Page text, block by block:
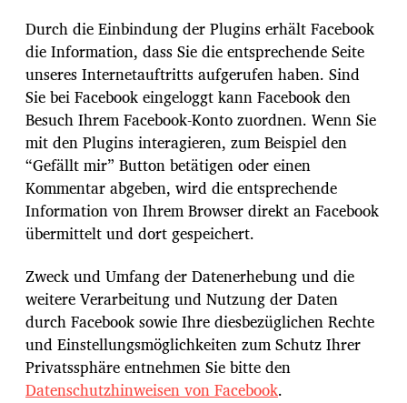
Durch die Einbindung der Plugins erhält Facebook
die Information, dass Sie die entsprechende Seite
unseres Internetauftritts aufgerufen haben. Sind
Sie bei Facebook eingeloggt kann Facebook den
Besuch Ihrem Facebook-Konto zuordnen. Wenn Sie
mit den Plugins interagieren, zum Beispiel den
“Gefällt mir” Button betätigen oder einen
Kommentar abgeben, wird die entsprechende
Information von Ihrem Browser direkt an Facebook
übermittelt und dort gespeichert.
Zweck und Umfang der Datenerhebung und die
weitere Verarbeitung und Nutzung der Daten
durch Facebook sowie Ihre diesbezüglichen Rechte
und Einstellungsmöglichkeiten zum Schutz Ihrer
Privatssphäre entnehmen Sie bitte den
Datenschutzhinweisen von Facebook.